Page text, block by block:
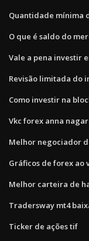
Quantidade mínima
O que é saldo do
Vale a pena investir
Revisão limitada do
Como investir na
Vkc forex anna nagar
Melhor negociador
Gráficos de forex ao
Melhor carteira de
Tradersway mt4
Ticker de ações tif